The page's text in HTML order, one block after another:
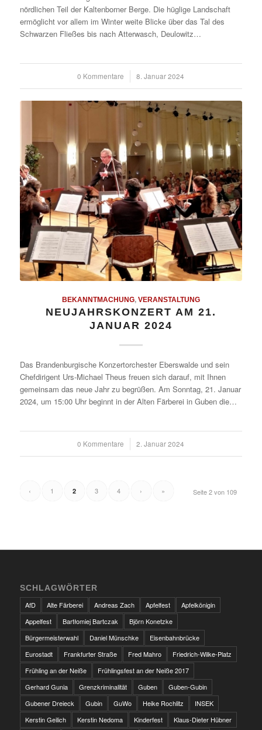
nördlichen Teil der Kaltenborner Berge. Die hüglige Landschaft
ermöglicht vor allem im Winter weite Blicke über das Tal des
Schwarzen Fließes bis nach Atterwasch, Deulowitz…
0 Kommentare
/ 8. Januar 2024
BEKANNTMACHUNG, VERANSTALTUNG
NEUJAHRSKONZERT AM 21.
JANUAR 2024
Das Brandenburgische Konzertorchester Eberswalde und sein
Chefdirigent Urs-Michael Theus freuen sich darauf, mit Ihnen
gemeinsam das neue Jahr zu begrüßen. Am Sonntag, 21. Januar
2024, um 15:00 Uhr beginnt in der Alten Färberei in Guben die…
0 Kommentare
/ 2. Januar 2024
Seite 2 von 109
‹ 1 2 3 4 › »
SCHLAGWÖRTER
AfD
Alte Färberei Andreas Zach Apfelfest
Apfelkönigin
Appelfest
Bartłomiej Bartczak
Björn Konetzke
Bürgermeisterwahl
Daniel Münschke
Eisenbahnbrücke
Eurostadt
Frankfurter Straße Fred Mahro
Friedrich-Wilke-Platz
Frühling an der Neiße
Frühlingsfest an der Neiße 2017
Gerhard Gunia
Grenzkriminalität Guben
Guben-Gubin
Gubener Dreieck
Gubin GuWo Heike Rochlitz
INSEK
Kerstin Geilich
Kerstin Nedoma Kinderfest
Klaus-Dieter Hübner